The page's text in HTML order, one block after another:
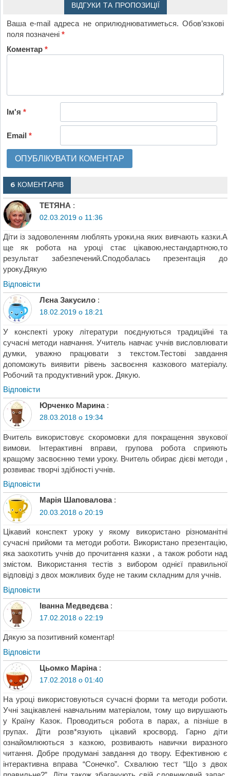
ВІДГУКИ ТА ПРОПОЗИЦІЇ
Ваша e-mail адреса не оприлюднюватиметься. Обов’язкові
поля позначені*
Коментар*
Ім'я*
Email*
6 КОМЕНТАРІВ
ТЕТЯНА :
02.03.2019 о 11:36
Діти із задоволенням люблять уроки,на яких вивчають казки.А
ще як робота на уроці стає цікавою,нестандартною,то
результат забезпечений.Сподобалась презентація до
уроку.Дякую
Відповіcти
Лєна Закусило :
18.02.2019 о 18:21
У конспекті уроку літератури поєднуються традиційні та
сучасні методи навчання. Учитель навчає учнів висловлювати
думки, уважно працювати з текстом.Тестові завдання
допоможуть виявити рівень засвоєння казкового матеріалу.
Робочий та продуктивний урок. Дякую.
Відповіcти
Юрченко Марина :
28.03.2018 о 19:34
Вчитель використовує скоромовки для покращення звукової
вимови. Інтерактивні вправи, групова робота сприяють
кращому засвоєнню теми уроку. Вчитель обирає дієві методи ,
розвиває творчі здібності учнів.
Відповіcти
Марія Шаповалова :
20.03.2018 о 20:19
Цікавий конспект уроку у якому використано різноманітні
сучасні прийоми та методи роботи. Використано презентацію,
яка заохотить учнів до прочитання казки , а також роботи над
змістом. Використання тестів з вибором однієї правильної
відповіді з двох можливих буде не таким складним для учнів.
Відповіcти
Іванна Медведєва :
17.02.2018 о 22:19
Дякую за позитивний коментар!
Відповіcти
Цьомко Маріна :
17.02.2018 о 01:40
На уроці використовуються сучасні форми та методи роботи.
Учні зацікавлені навчальним матеріалом, тому що вирушають
у Країну Казок. Проводиться робота в парах, а пізніше в
групах. Діти розв*язують цікавий кросворд. Гарно діти
ознайомлюються з казкою, розвивають навички виразного
читання. Добре продумані завдання до твору. Ефективною є
інтерактивна вправа “Сонечко”. Схвалюю тест “Що з двох